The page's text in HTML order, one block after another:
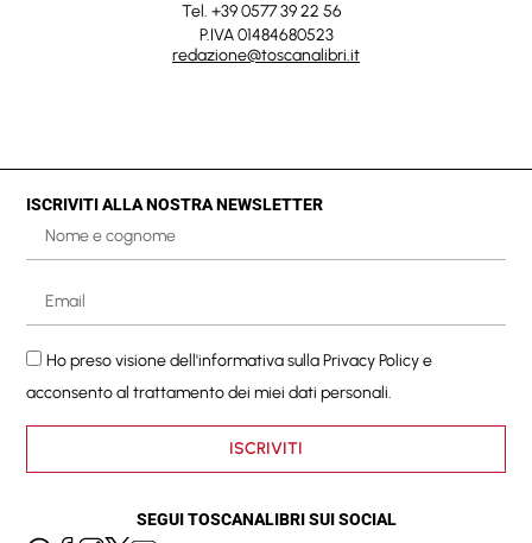
Tel. +39 0577 39 22 56
P.IVA 01484680523
redazione@toscanalibri.it
ISCRIVITI ALLA NOSTRA NEWSLETTER
Ho preso visione dell'informativa sullaPrivacy Policye
acconsento al trattamento dei miei dati personali.
ISCRIVITI
SEGUI TOSCANALIBRI SUI SOCIAL